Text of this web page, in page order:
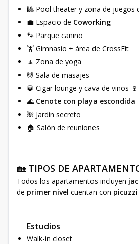
🎱 Pool theater y zona de juegos
💼 Espacio de Coworking
🐾 Parque canino
🏋️ Gimnasio + área de CrossFit
🧘 Zona de yoga
💆 Sala de masajes
🥃 Cigar lounge y cava de vinos 🍷
🌊 Cenote con playa escondida
🌺 Jardín secreto
🏠 Salón de reuniones
🏡 TIPOS DE
Todos los apartamentos incluyen
de primer nivel cuentan con
🔸 Estudios
Walk-in closet